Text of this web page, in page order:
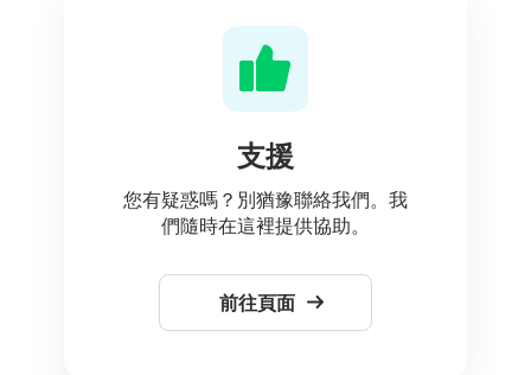
支援
您有疑惑嗎？別猶豫聯絡我們。我
們隨時在這裡提供協助。
前往頁面